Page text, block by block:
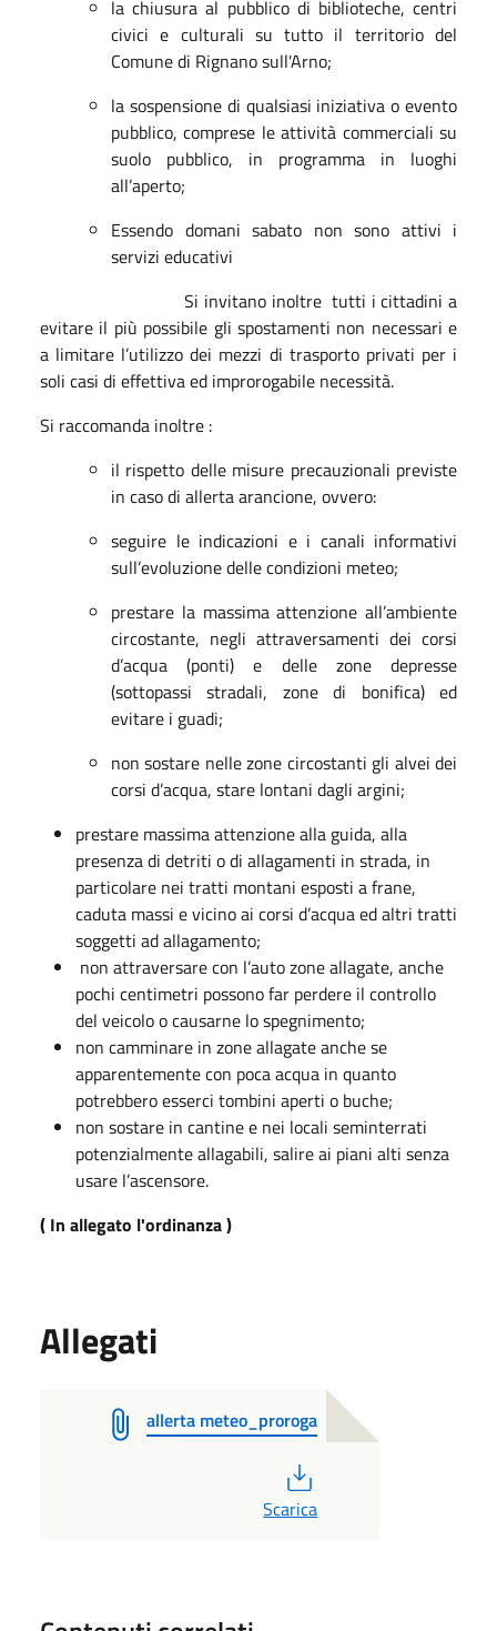
la chiusura al pubblico di biblioteche, centri
civici e culturali su tutto il territorio del
Comune di Rignano sull'Arno;
la sospensione di qualsiasi iniziativa o evento
pubblico, comprese le attività commerciali su
suolo pubblico, in programma in luoghi
all’aperto;
Essendo domani sabato non sono attivi i
servizi educativi
Si invitano inoltre tutti i cittadini a
evitare il più possibile gli spostamenti non necessari e
a limitare l’utilizzo dei mezzi di trasporto privati per i
soli casi di effettiva ed improrogabile necessità.
Si raccomanda inoltre :
il rispetto delle misure precauzionali previste
in caso di allerta arancione, ovvero:
seguire le indicazioni e i canali informativi
sull’evoluzione delle condizioni meteo;
prestare la massima attenzione all’ambiente
circostante, negli attraversamenti dei corsi
d’acqua (ponti) e delle zone depresse
(sottopassi stradali, zone di bonifica) ed
evitare i guadi;
non sostare nelle zone circostanti gli alvei dei
corsi d’acqua, stare lontani dagli argini;
prestare massima attenzione alla guida, alla
presenza di detriti o di allagamenti in strada, in
particolare nei tratti montani esposti a frane,
caduta massi e vicino ai corsi d’acqua ed altri tratti
soggetti ad allagamento;
non attraversare con l’auto zone allagate, anche
pochi centimetri possono far perdere il controllo
del veicolo o causarne lo spegnimento;
non camminare in zone allagate anche se
apparentemente con poca acqua in quanto
potrebbero esserci tombini aperti o buche;
non sostare in cantine e nei locali seminterrati
potenzialmente allagabili, salire ai piani alti senza
usare l’ascensore.
( In allegato l'ordinanza )
Allegati
allerta meteo_proroga
Scarica